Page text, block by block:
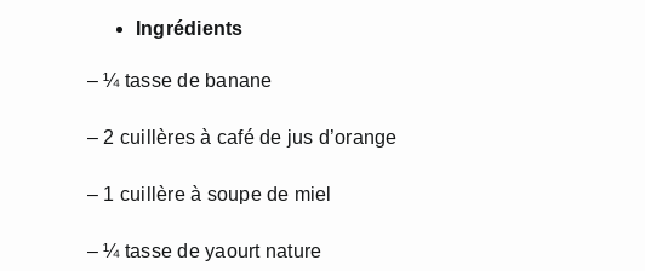
Ingrédients
– ¼ tasse de banane
– 2 cuillères à café de jus d’orange
– 1 cuillère à soupe de miel
– ¼ tasse de yaourt nature